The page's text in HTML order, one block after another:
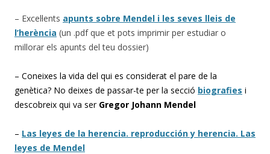
– Excel·lents apunts sobre Mendel i les seves lleis de
l’herència (un .pdf que et pots imprimir per estudiar o
millorar els apunts del teu dossier)
– Coneixes la vida del qui es considerat el pare de la
genètica? No deixes de passar-te per la secció biografies i
descobreix qui va ser Gregor Johann Mendel
– Las leyes de la herencia. reproducción y herencia. Las
leyes de Mendel